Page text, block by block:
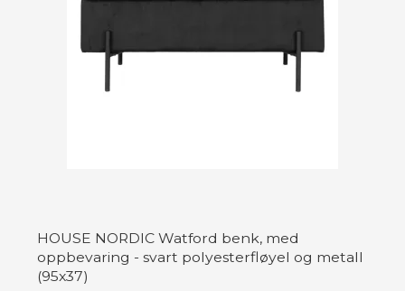
HOUSE NORDIC Watford benk, med
oppbevaring - svart polyesterfløyel og metall
(95x37)